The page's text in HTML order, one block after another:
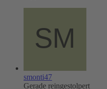
smonti47
Gerade reingestolpert